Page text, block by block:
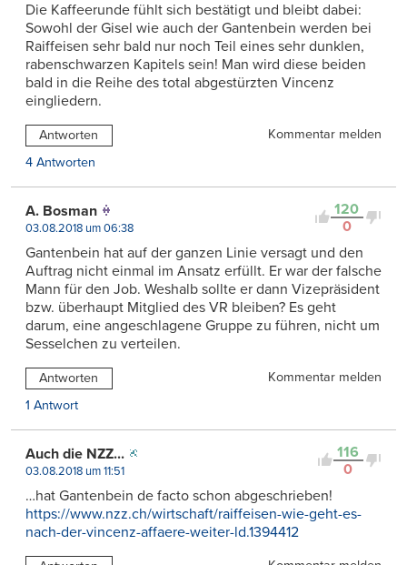
Die Kaffeerunde fühlt sich bestätigt und bleibt dabei:
Sowohl der Gisel wie auch der Gantenbein werden bei
Raiffeisen sehr bald nur noch Teil eines sehr dunklen,
rabenschwarzen Kapitels sein! Man wird diese beiden
bald in die Reihe des total abgestürzten Vincenz
eingliedern.
Antworten
Kommentar melden
4 Antworten
120
0
A. Bosman
03.08.2018 um 06:38
Gantenbein hat auf der ganzen Linie versagt und den
Auftrag nicht einmal im Ansatz erfüllt. Er war der falsche
Mann für den Job. Weshalb sollte er dann Vizepräsident
bzw. überhaupt Mitglied des VR bleiben? Es geht
darum, eine angeschlagene Gruppe zu führen, nicht um
Sesselchen zu verteilen.
Antworten
Kommentar melden
1 Antwort
116
0
Auch die NZZ...
03.08.2018 um 11:51
…hat Gantenbein de facto schon abgeschrieben!
https://www.nzz.ch/wirtschaft/raiffeisen-wie-geht-es-
nach-der-vincenz-affaere-weiter-ld.1394412